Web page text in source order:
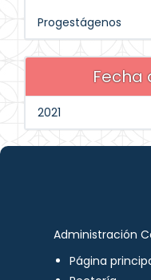
Progestágenos
Fecha
2021
Administración
Página